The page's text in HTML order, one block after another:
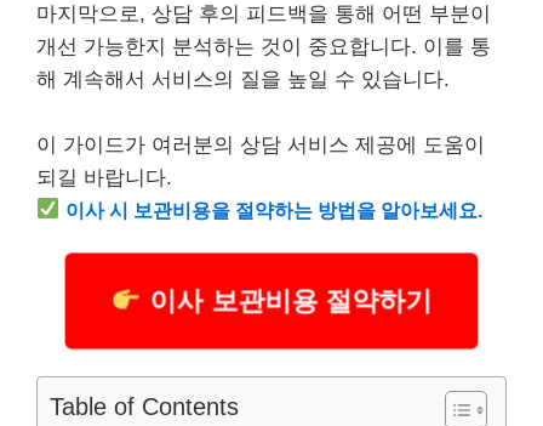
마지막으로, 상담 후의 피드백을 통해 어떤 부분이
개선 가능한지 분석하는 것이 중요합니다. 이를 통
해 계속해서 서비스의 질을 높일 수 있습니다.
이 가이드가 여러분의 상담 서비스 제공에 도움이
되길 바랍니다.
이사 시 보관비용을 절약하는 방법을 알아보세요.
이사 보관비용 절약하기
Table of Contents